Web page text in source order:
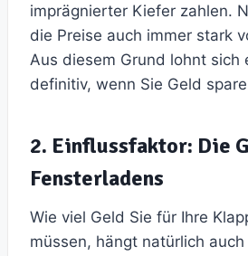
imprägnierter Kiefer zahlen.
die Preise auch immer stark
Aus diesem Grund lohnt sich
definitiv, wenn Sie Geld
2. Einflussfaktor: Die
Fensterladens
Wie viel Geld Sie für Ihre
müssen, hängt natürlich